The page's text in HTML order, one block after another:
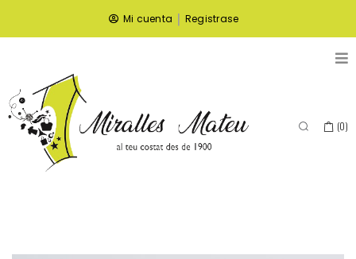
Mi cuenta | Registrase
(0)